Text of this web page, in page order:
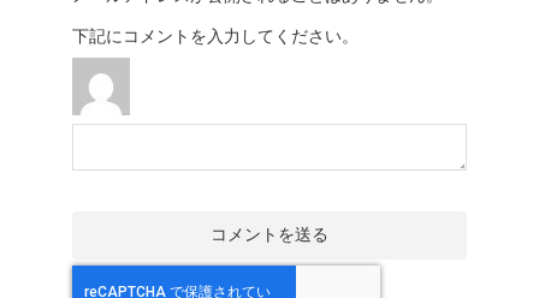
下記にコメントを入力してください。